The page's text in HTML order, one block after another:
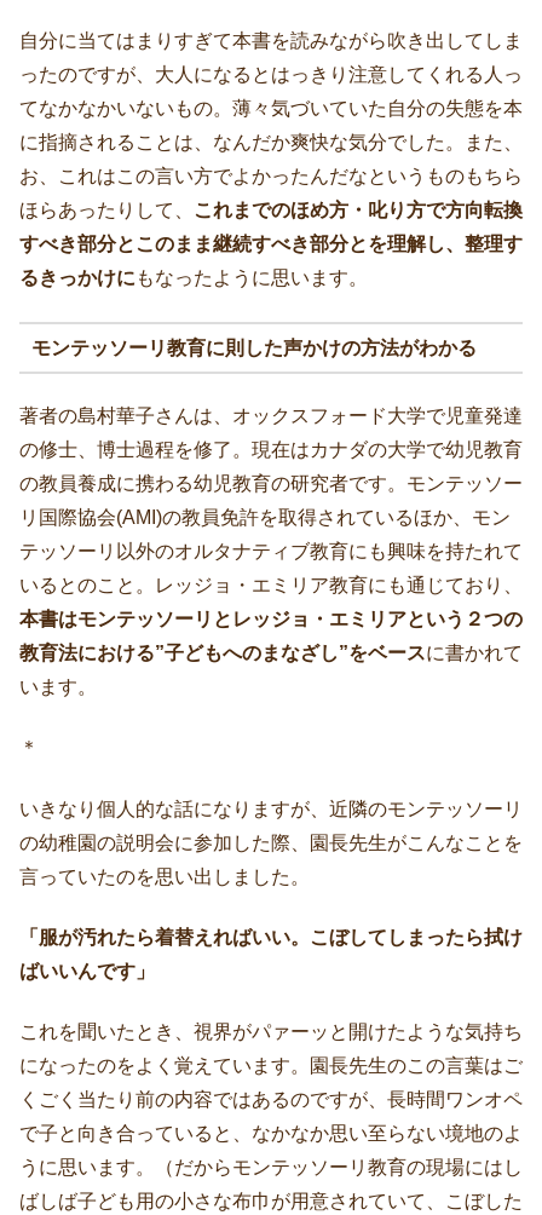
自分に当てはまりすぎて本書を読みながら吹き出してしま
ったのですが、大人になるとはっきり注意してくれる人っ
てなかなかいないもの。薄々気づいていた自分の失態を本
に指摘されることは、なんだか爽快な気分でした。また、
お、これはこの言い方でよかったんだなというものもちら
ほらあったりして、
これまでのほめ方・叱り方で方向転換
すべき部分とこのまま継続すべき部分とを理解し、整理す
るきっかけに もなったように思います。
モンテッソーリ教育に則した声かけの方法がわかる
著者の島村華子さんは、オックスフォード大学で児童発達
の修士、博士過程を修了。現在はカナダの大学で幼児教育
の教員養成に携わる幼児教育の研究者です。モンテッソー
リ国際協会(AMI)の教員免許を取得されているほか、モン
テッソーリ以外のオルタナティブ教育にも興味を持たれて
いるとのこと。レッジョ・エミリア教育にも通じており、
本書はモンテッソーリとレッジョ・エミリアという２つの
教育法における”子どもへのまなざし”をベースに書かれて
います。
＊
いきなり個人的な話になりますが、近隣のモンテッソーリ
の幼稚園の説明会に参加した際、園長先生がこんなことを
言っていたのを思い出しました。
「服が汚れたら着替えればいい。こぼしてしまったら拭け
ばいいんです」
これを聞いたとき、視界がパァーッと開けたような気持ち
になったのをよく覚えています。園長先生のこの言葉はご
くごく当たり前の内容ではあるのですが、長時間ワンオペ
で子と向き合っていると、なかなか思い至らない境地のよ
うに思います。（だからモンテッソーリ教育の現場にはし
ばしば子ども用の小さな布巾が用意されていて、こぼした